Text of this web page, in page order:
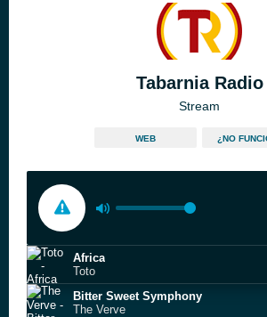
Tabarnia Radio
Stream
WEB ¿NO
Africa
Toto
Bitter Sweet Symphony
The Verve